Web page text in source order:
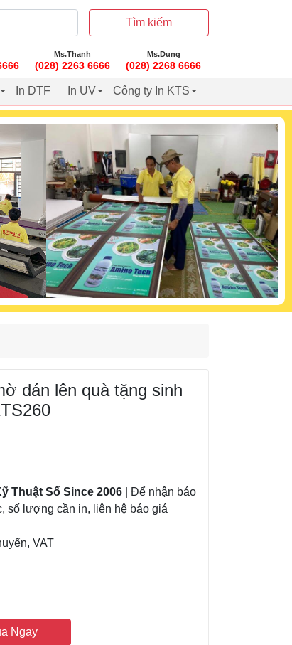
Tìm kiếm
Ms.Thanh
(028) 2263 6666
Ms.Dung
(028) 2268 6666
In DTF In UV Công ty In KTS
dán lên quà tặng sinh
Thuật Số Since 2006 | Để nhận báo
số lượng cần in, liên hệ báo giá
VAT
Ngay